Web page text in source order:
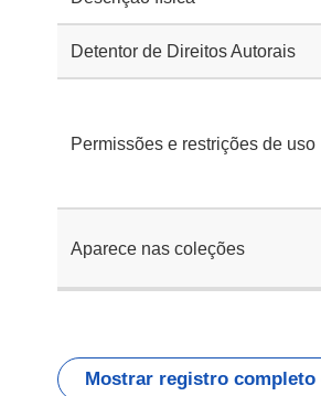
Detentor de Direitos Autorais
Permissões e restrições de uso
Aparece nas coleções
Mostrar registro completo